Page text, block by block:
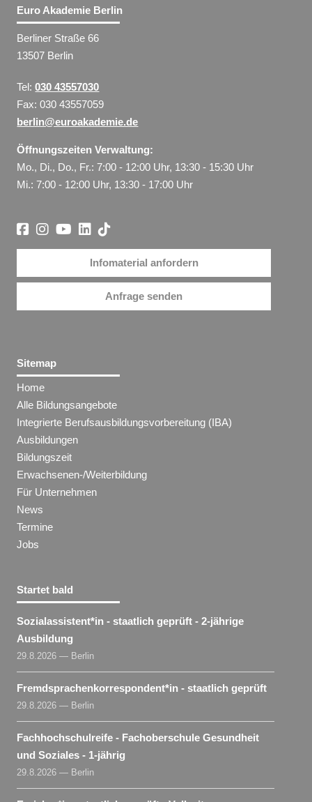
Euro Akademie Berlin
Berliner Straße 66
13507 Berlin
Tel:030 43557030
Fax: 030 43557059
berlin@euroakademie.de
Öffnungszeiten Verwaltung:
Mo., Di., Do., Fr.: 7:00 - 12:00 Uhr, 13:30 - 15:30 Uhr
Mi.: 7:00 - 12:00 Uhr, 13:30 - 17:00 Uhr
Infomaterial anfordern
Anfrage senden
Sitemap
Home
Alle Bildungsangebote
Integrierte Berufsausbildungsvorbereitung (IBA)
Ausbildungen
Bildungszeit
Erwachsenen-/Weiterbildung
Für Unternehmen
News
Termine
Jobs
Startet bald
Sozialassistent​*in - staatlich geprüft - 2-jährige
Ausbildung
29.8.2026 — Berlin
Fremdsprachenkorrespondent​*in - staatlich geprüft
29.8.2026 — Berlin
Fachhochschulreife - Fachoberschule Gesundheit
und Soziales - 1-jährig
29.8.2026 — Berlin